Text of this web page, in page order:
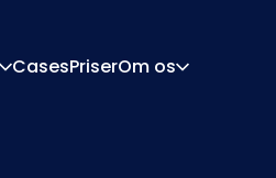
CasesPriserOm os